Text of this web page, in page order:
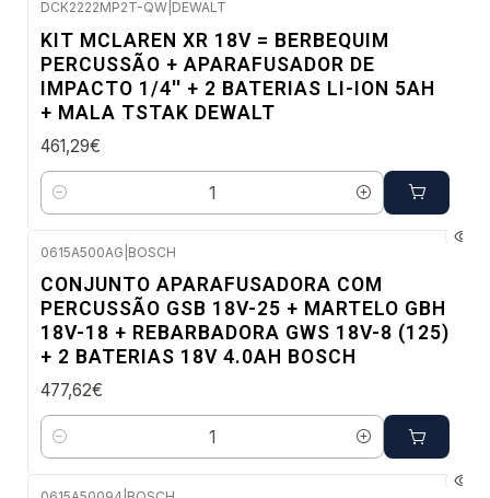
DCK2222MP2T-QW DEWALT
KIT MCLAREN XR 18V = BERBEQUIM
PERCUSSÃO + APARAFUSADOR DE
IMPACTO 1/4'' + 2 BATERIAS LI-ION 5AH
+ MALA TSTAK DEWALT
461,29€
Quantidade
0615A500AG BOSCH
CONJUNTO APARAFUSADORA COM
PERCUSSÃO GSB 18V-25 + MARTELO GBH
18V-18 + REBARBADORA GWS 18V-8 (125)
+ 2 BATERIAS 18V 4.0AH BOSCH
477,62€
Quantidade